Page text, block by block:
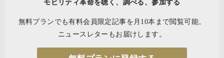
モビリティ革命を聴く、調べる、参加する
無料プランでも有料会員限定記事を月10本まで閲覧可能。
ニュースレターもお届けします。